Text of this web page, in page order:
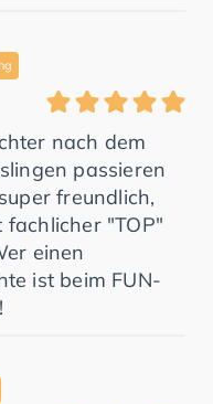
nach dem
passieren
freundlich,
"TOP"
einen
ist beim FUN-